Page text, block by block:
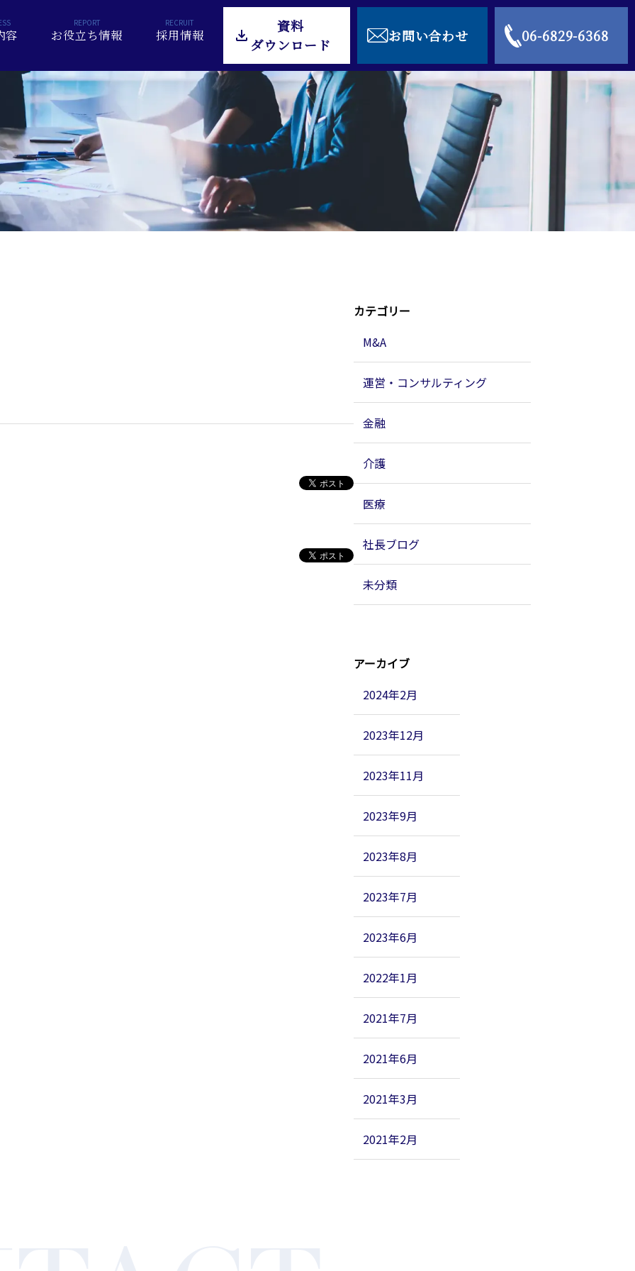
容 お役立ち情報 採用情報
資料
ダウンロード
お問い合わせ 06-6829-6368
カテゴリー
M&A
運営・コンサルティング
金融
介護
医療
社長ブログ
未分類
アーカイブ
2024年2月
2023年12月
2023年11月
2023年9月
2023年8月
2023年7月
2023年6月
2022年1月
2021年7月
2021年6月
2021年3月
2021年2月